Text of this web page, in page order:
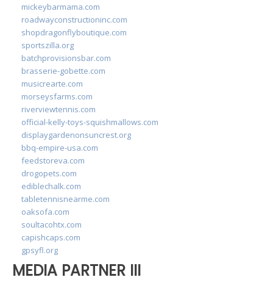
mickeybarmama.com
roadwayconstructioninc.com
shopdragonflyboutique.com
sportszilla.org
batchprovisionsbar.com
brasserie-gobette.com
musicrearte.com
morseysfarms.com
riverviewtennis.com
official-kelly-toys-squishmallows.com
displaygardenonsuncrest.org
bbq-empire-usa.com
feedstoreva.com
drogopets.com
ediblechalk.com
tabletennisnearme.com
oaksofa.com
soultacohtx.com
capishcaps.com
gpsyfl.org
MEDIA PARTNER III